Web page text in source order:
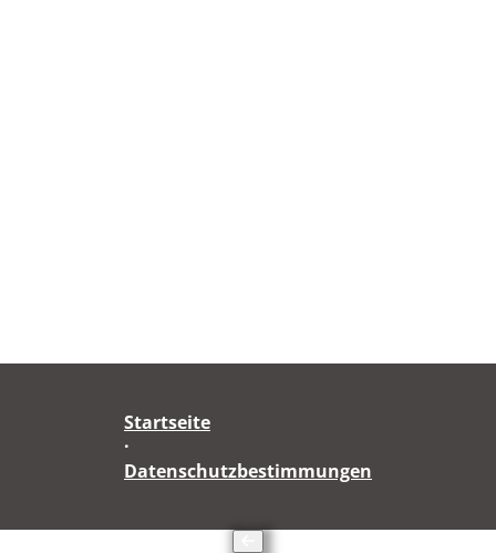
Startseite
·
Datenschutzbestimmungen